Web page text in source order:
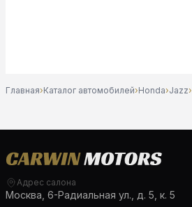
Главная›Каталог автомобилей›Honda›Jazz›
Адрес салона
Москва, 6-Радиальная ул., д. 5, к. 5